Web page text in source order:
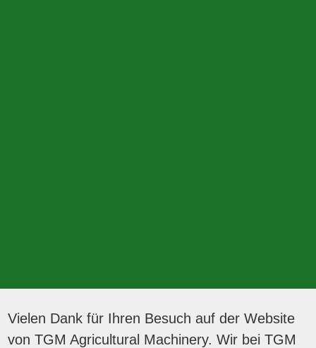
Vielen Dank für Ihren Besuch auf der Website
von TGM Agricultural Machinery. Wir bei TGM